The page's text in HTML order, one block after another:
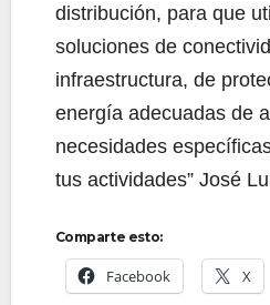
distribución, para que
soluciones de
infraestructura, de
energía adecuadas de
necesidades
tus actividades” José
Comparte esto:
Facebook X